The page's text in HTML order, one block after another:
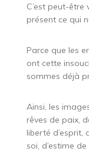
C’est peut-être
présent ce qui
Parce que les
ont cette
sommes déjà
Ainsi, les
rêves de paix,
liberté d’esprit,
soi, d’estime